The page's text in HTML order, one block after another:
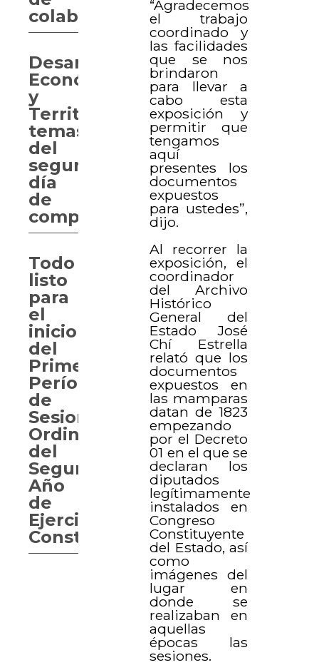
“Agradecemos
el trabajo
coordinado y
las facilidades
que se nos
brindaron
para llevar a
cabo esta
exposición y
permitir que
tengamos
aquí
presentes los
documentos
expuestos
para ustedes”,
dijo.
Al recorrer la
exposición, el
coordinador
del Archivo
Histórico
General del
Estado José
Chí Estrella
relató que los
documentos
expuestos en
las mamparas
datan de 1823
empezando
por el Decreto
01 en el que se
declaran los
diputados
legítimamente
instalados en
Congreso
Constituyente
del Estado, así
como
imágenes del
lugar en
donde se
realizaban en
aquellas
épocas las
sesiones.
colaboración
Desarrollo
Económico
y
Territorial,
temas
del
segundo
día
de
comparecencias
Todo
listo
para
el
inicio
del
Primer
Período
de
Sesiones
Ordinarias
del
Segundo
Año
de
Ejercicio
Constitucional